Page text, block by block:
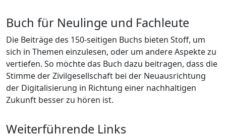
Buch für Neulinge und Fachleute
Die Beiträge des 150-seitigen Buchs bieten Stoff, um
sich in Themen einzulesen, oder um andere Aspekte zu
vertiefen. So möchte das Buch dazu beitragen, dass die
Stimme der Zivilgesellschaft bei der Neuausrichtung
der Digitalisierung in Richtung einer nachhaltigen
Zukunft besser zu hören ist.
Weiterführende Links